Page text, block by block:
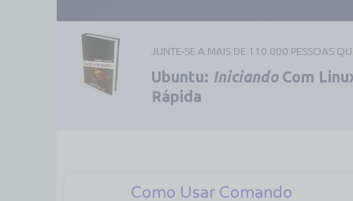
JUNTE-SE A MAIS DE 110.000 PESSOAS
Ubuntu: IniciandoCom
Rápida
Como Usar Comando